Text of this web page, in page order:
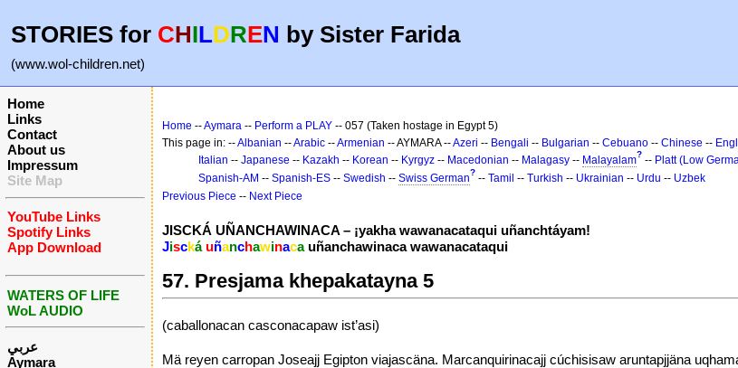
STORIES for CHILDREN by Sister Farida
(www.wol-children.net)
Home
Links
Contact
About us
Impressum
Site Map
YouTube Links
Spotify Links
App Download
WATERS OF LIFE
WoL AUDIO
عربي
Aymara
Home --Aymara -- Perform a PLAY -- 057 (Taken hostage in Egypt 5)
This page in: --Albanian --Arabic --Armenian -- AYMARA --Azeri -- Bengali -- Bulgarian -- Cebuano -- Chinese --
Italian -- Japanese -- Kazakh -- Korean -- Kyrgyz -- Macedonian -- Malagasy -- Malayalam? -- Platt (Low
Spanish-AM -- Spanish-ES -- Swedish -- Swiss German? -- Tamil -- Turkish -- Ukrainian -- Urdu -- Uzbek
Previous Piece -- Next Piece
JISCKÁ UÑANCHAWINACA – ¡yakha wawanacataqui uñanchtáyam!
Jiscká uñanchawinacauñanchawinaca wawanacataqui
57. Presjama khepakatayna 5
(caballonacan casconacapaw ist’asi)
Mä reyen carropan Joseajj Egipton viajascäna. Marcanquirinacajj cúchisisaw aruntapjjäna